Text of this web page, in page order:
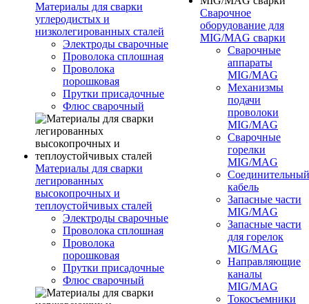
Материалы для сварки
углеродистых и
низколегированных сталей
Электроды сварочные
Проволока сплошная
Проволока
порошковая
Прутки присадочные
Флюс сварочный
Материалы для сварки
легированных
высокопрочных и
теплоустойчивых сталей
Электроды сварочные
Проволока сплошная
Проволока
порошковая
Прутки присадочные
Флюс сварочный
Сварочное
оборудование для
MIG/MAG сварки
Сварочные
аппараты
MIG/MAG
Механизмы
подачи
проволоки
MIG/MAG
Сварочные
горелки
MIG/MAG
Соединительный
кабель
Запасные части
MIG/MAG
Запасные части
для горелок
MIG/MAG
Направляющие
каналы
MIG/MAG
Токосъемники